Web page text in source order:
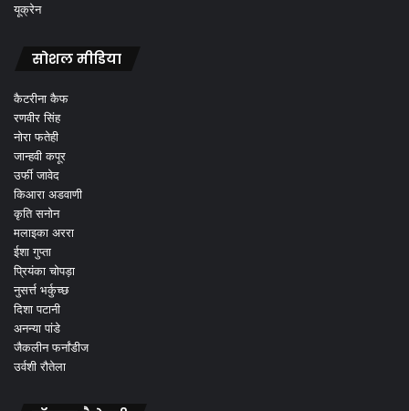
यूक्रेन
सोशल मीडिया
कैटरीना कैफ
रणवीर सिंह
नोरा फतेही
जान्हवी कपूर
उर्फी जावेद
किआरा अडवाणी
कृति सनोन
मलाइका अररा
ईशा गुप्ता
प्रियंका चोपड़ा
नुसर्त्त भर्कुच्छ
दिशा पटानी
अनन्या पांडे
जैकलीन फर्नांडीज
उर्वशी रौतेला